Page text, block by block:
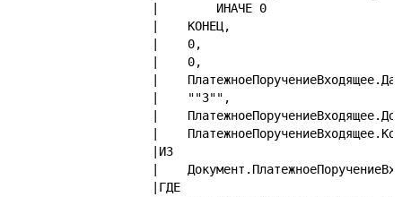
|        ИНАЧЕ 0
|    КОНЕЦ,
|    0,
|    0,
|
|    ""3"",
|
|
|ИЗ
|
|ГДЕ